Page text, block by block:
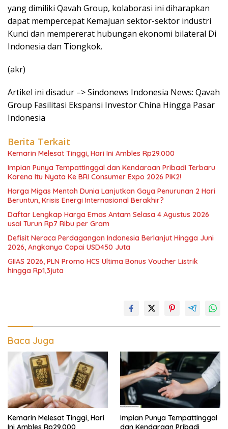
yang dimiliki Qavah Group, kolaborasi ini diharapkan
dapat mempercepat Kemajuan sektor-sektor industri
Kunci dan mempererat hubungan ekonomi bilateral Di
Indonesia dan Tiongkok.
(akr)
Artikel ini disadur –> Sindonews Indonesia News: Qavah
Group Fasilitasi Ekspansi Investor China Hingga Pasar
Indonesia
Berita Terkait
Kemarin Melesat Tinggi, Hari Ini Ambles Rp29.000
Impian Punya Tempattinggal dan Kendaraan Pribadi Terbaru
Karena Itu Nyata Ke BRI Consumer Expo 2026 PIK2!
Harga Migas Mentah Dunia Lanjutkan Gaya Penurunan 2 Hari
Beruntun, Krisis Energi Internasional Berakhir?
Daftar Lengkap Harga Emas Antam Selasa 4 Agustus 2026
usai Turun Rp7 Ribu per Gram
Defisit Neraca Perdagangan Indonesia Berlanjut Hingga Juni
2026, Angkanya Capai USD450 Juta
GIIAS 2026, PLN Promo HCS Ultima Bonus Voucher Listrik
hingga Rp1,3juta
Baca Juga
Kemarin Melesat Tinggi, Hari
Ini Ambles Rp29.000
Impian Punya Tempattinggal
dan Kendaraan Pribadi